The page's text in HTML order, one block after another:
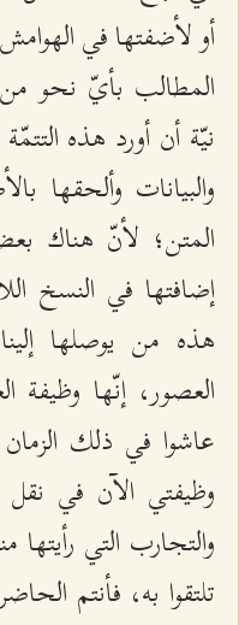
أو لأضفتها في
المطالب بأيّ نحو من
نيّة أن أورد هذه
والبيانات وألحقها
المتن؛ لأنّ هناك
إضافتها في النسخ
هذه من يوصلها
العصور، إنّها
عاشوا في ذلك
وظيفتي الآن في
والتجارب التي رأيتها
تلتقوا به، فأنتم